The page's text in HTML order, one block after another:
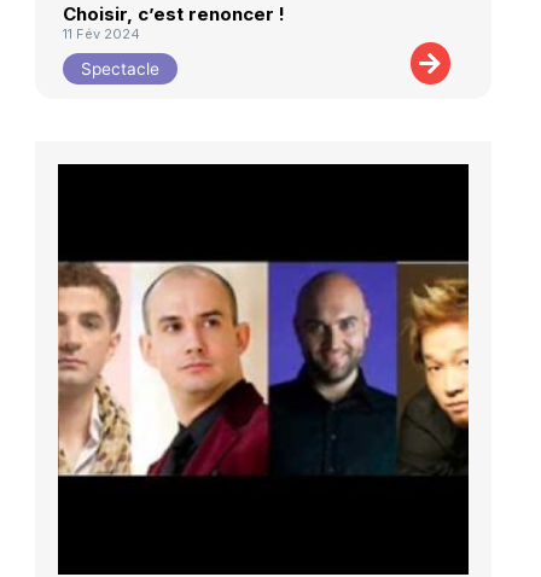
Choisir, c’est renoncer !
11 Fév 2024
Spectacle